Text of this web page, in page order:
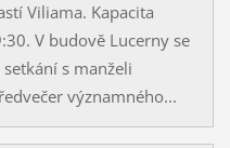
Viliama. Kapacita
V budově Lucerny se
s manželi
významného...